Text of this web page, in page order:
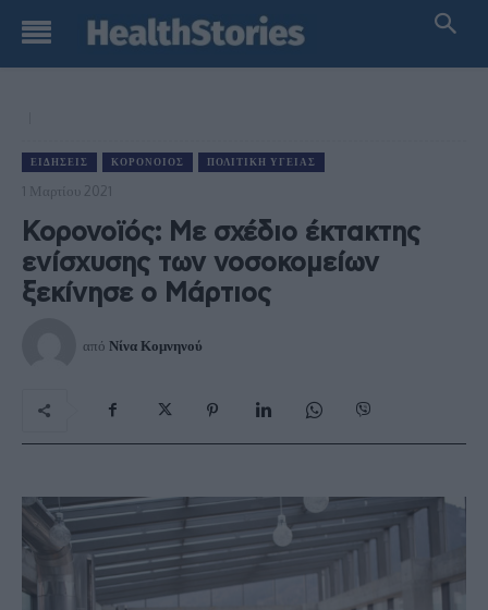
ΕΙΔΉΣΕΙΣ ΚΟΡΟΝΟΙΌΣ ΠΟΛΙΤΙΚΉ ΥΓΕΊΑΣ
1 Μαρτίου 2021
Κορονοϊός: Με σχέδιο έκτακτης
ενίσχυσης των νοσοκομείων
ξεκίνησε ο Μάρτιος
από Νίνα Κομνηνού